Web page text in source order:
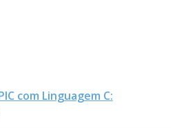
com Linguagem C: